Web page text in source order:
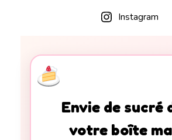
Instagram
Envie de sucré
votre boîte